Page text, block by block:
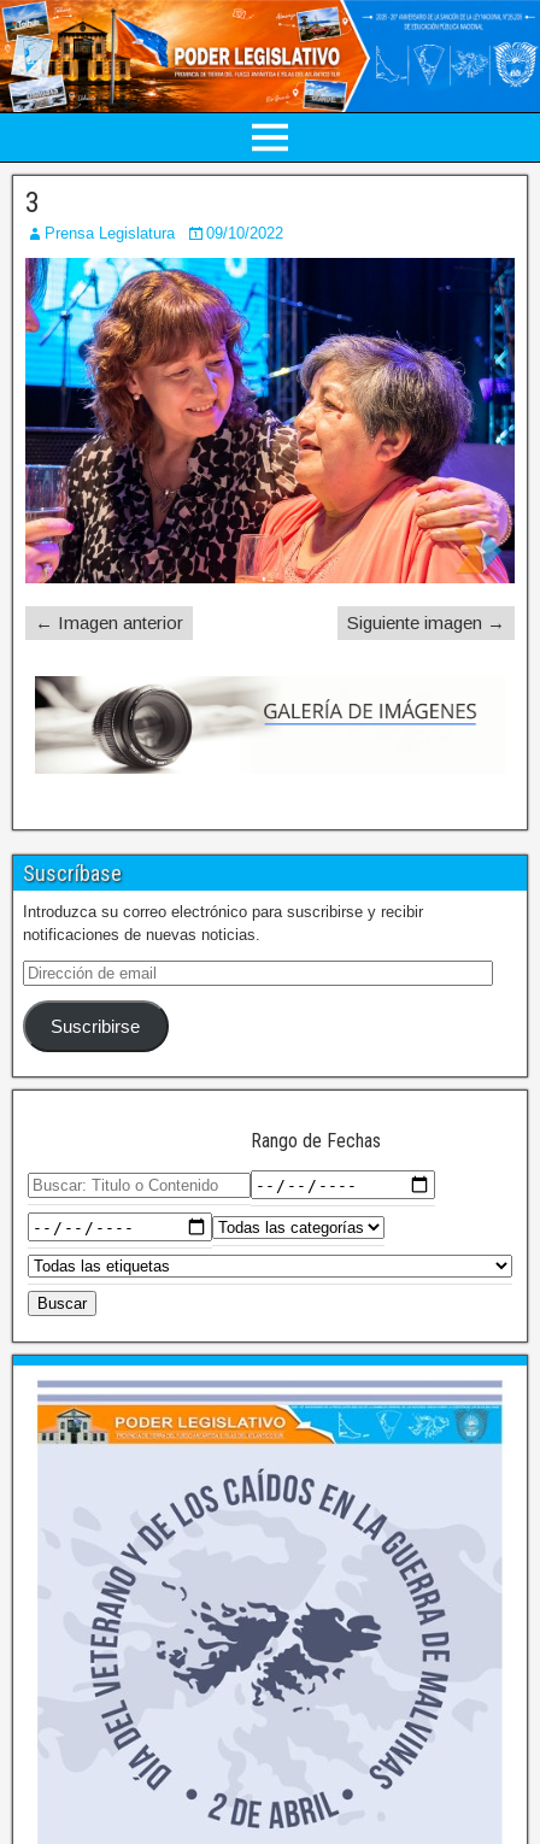
3
Prensa Legislatura 09/10/2022
← Imagen anterior Siguiente imagen →
Suscríbase
Introduzca su correo electrónico para suscribirse y recibir
notificaciones de nuevas noticias.
Suscribirse
Rango de Fechas